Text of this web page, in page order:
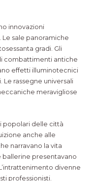
innovazioni
sale panoramiche
gradi. Gli
combattimenti antiche
effetti illuminotecnici
rassegne universali
meravigliose
popolari delle città
anche alle
narravano la vita
ballerine presentavano
divenne
professionisti.